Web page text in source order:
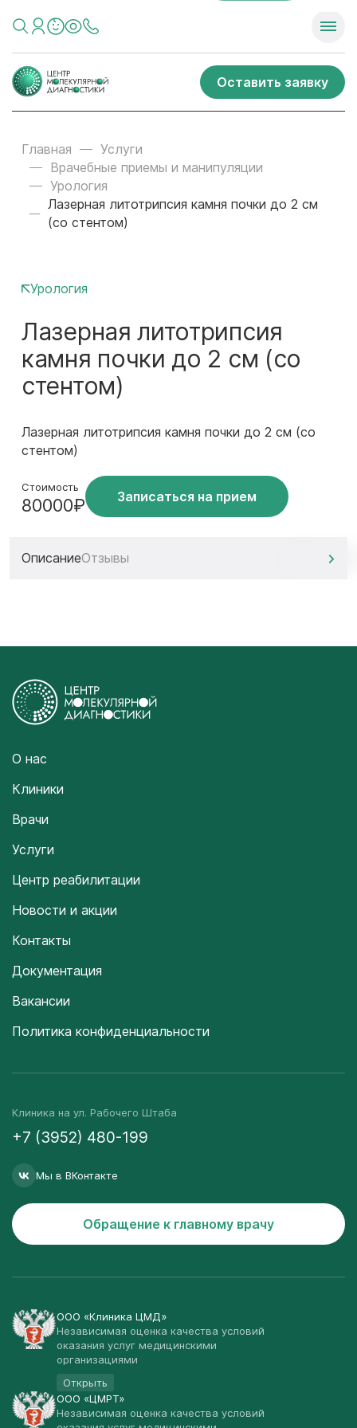
Оставить заявку
Главная
Услуги
Врачебные приемы и манипуляции
Урология
Лазерная литотрипсия камня почки до 2 см
(со стентом)
Урология
Лазерная литотрипсия
камня почки до 2 см (со
стентом)
Лазерная литотрипсия камня почки до 2 см (со
стентом)
Стоимость
80000₽ Записаться на прием
ОписаниеОтзывы
О нас
Клиники
Врачи
Услуги
Центр реабилитации
Новости и акции
Контакты
Документация
Вакансии
Политика конфиденциальности
Клиника на ул. Рабочего Штаба
+7 (3952) 480-199
Мы в ВКонтакте
Обращение к главному врачу
ООО «Клиника ЦМД»
Независимая оценка качества условий
оказания услуг медицинскими
организациями
Открыть
ООО «ЦМРТ»
Независимая оценка качества условий